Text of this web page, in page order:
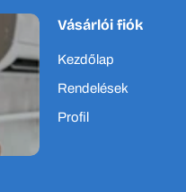
Vásárlói fiók
Kezdőlap
Rendelések
Profil